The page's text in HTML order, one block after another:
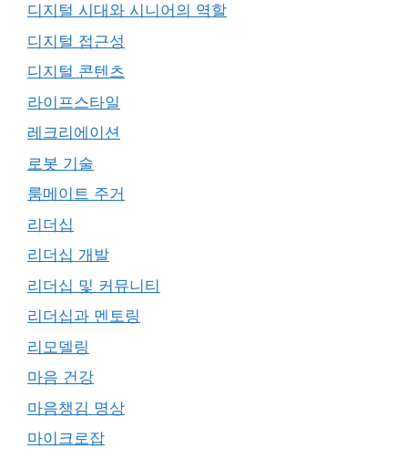
디지털 시대와 시니어의 역할
디지털 접근성
디지털 콘텐츠
라이프스타일
레크리에이션
로봇 기술
룸메이트 주거
리더십
리더십 개발
리더십 및 커뮤니티
리더십과 멘토링
리모델링
마음 건강
마음챙김 명상
마이크로잡